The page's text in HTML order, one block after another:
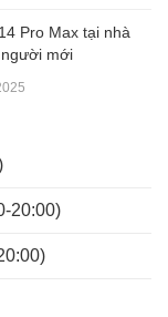
Pro Max tại nhà
mới
20:00)